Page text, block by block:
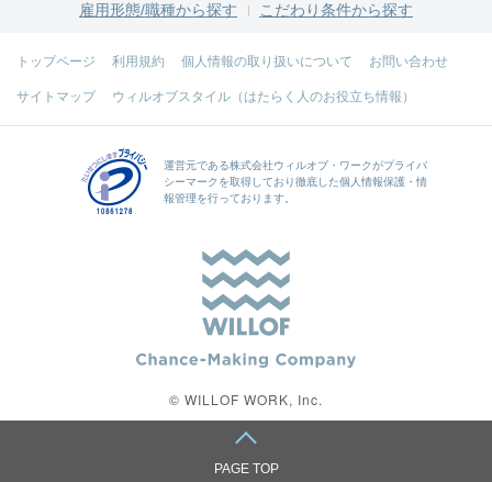
雇用形態/職種から探す
こだわり条件から探す
トップページ 利用規約 個人情報の取り扱いについて お問い合わせ
サイトマップ ウィルオブスタイル（はたらく人のお役立ち情報）
運営元である株式会社ウィルオブ・ワークがプライバ
シーマークを取得しており徹底した個人情報保護・情
報管理を行っております。
© WILLOF WORK, Inc.
PAGE TOP